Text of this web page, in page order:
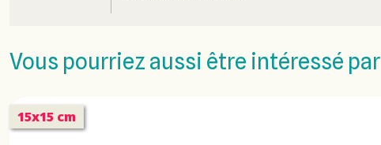
Vous pourriez aussi être intéressé par
15x15 cm